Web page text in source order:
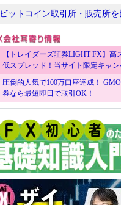
ビットコイン取引所・販売所を
【トレイダーズ証券LIGHT FX】高
低スプレッド！当サイト限定キャ
圧倒的人気で100万口座達成！
券なら最短即日で取引OK！